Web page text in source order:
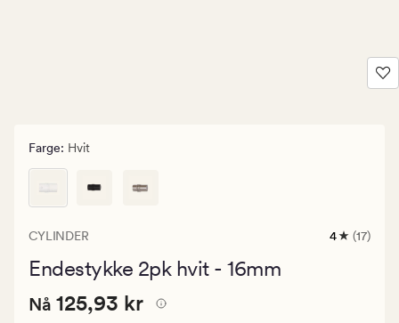
Farge: Hvit
CYLINDER
17
4 (17)
Endestykke 2pk hvit - 16mm
Nåværende
Nåværende pris
Nå 125,93 kr